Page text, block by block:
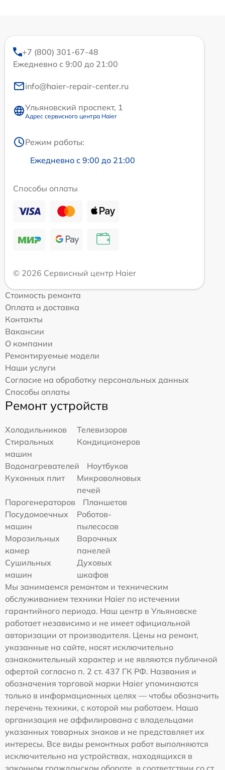
+7 (800) 301-67-48
Ежедневно с 9:00 до 21:00
info@haier-repair-center.ru
Ульяновский проспект, 1
Адрес сервисного центра Haier
Режим работы:
Ежедневно с 9:00 до 21:00
Способы оплаты
© 2026 Сервисный центр Haier
Стоимость ремонта
Оплата и доставка
Контакты
Вакансии
О компании
Ремонтируемые модели
Наши услуги
Согласие на обработку персональных данных
Способы оплаты
Ремонт устройств
Холодильников
Телевизоров
Стиральных
машин
Кондиционеров
Водонагревателей
Ноутбуков
Кухонных плит
Микроволновых
печей
Парогенераторов
Планшетов
Посудомоечных
машин
Роботов-
пылесосов
Морозильных
камер
Варочных
панелей
Сушильных
машин
Духовых
шкафов
Мы занимаемся ремонтом и техническим
обслуживанием техники Haier по истечении
гарантийного периода. Наш центр в Ульяновске
работает независимо и не имеет официальной
авторизации от производителя. Цены на ремонт,
указанные на сайте, носят исключительно
ознакомительный характер и не являются публичной
офертой согласно п. 2 ст. 437 ГК РФ. Названия и
обозначения торговой марки Haier упоминаются
только в информационных целях — чтобы обозначить
перечень техники, с которой мы работаем. Наша
организация не аффилирована с владельцами
указанных товарных знаков и не представляет их
интересы. Все виды ремонтных работ выполняются
исключительно на устройствах, находящихся в
законном гражданском обороте, в соответствии со ст.